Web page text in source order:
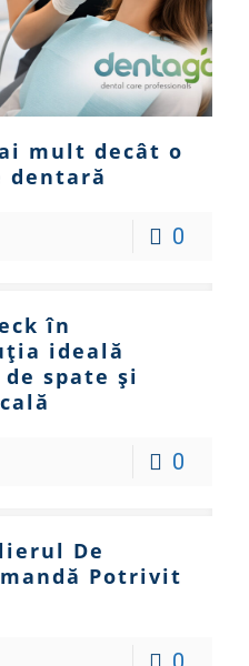
mult decât o
dentară
0
în
ideală
spate și
0
De
Potrivit